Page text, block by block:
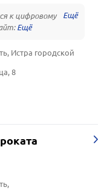
к цифровому
Истра городской
8